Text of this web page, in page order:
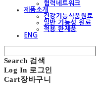
협력네트워크
제품소개
건강기능식품원료
일반 기능성 원료
적용 완제품
ENG
Search 검색
Log In 로그인
Cart장바구니